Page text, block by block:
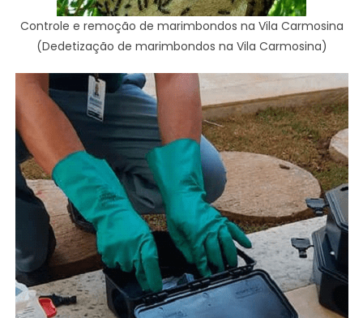
Controle e remoção de marimbondos na Vila Carmosina
(Dedetização de marimbondos na Vila Carmosina)